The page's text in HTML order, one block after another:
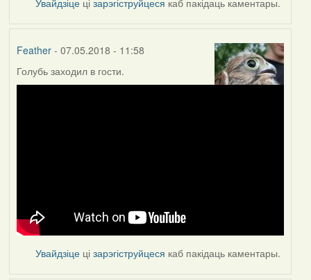
Увайдзіце цізарэгіструйцеся каб пакідаць каментары.
Feather- 07.05.2018 - 11:58
Голубь заходил в гости.
Увайдзіце цізарэгіструйцеся каб пакідаць каментары.